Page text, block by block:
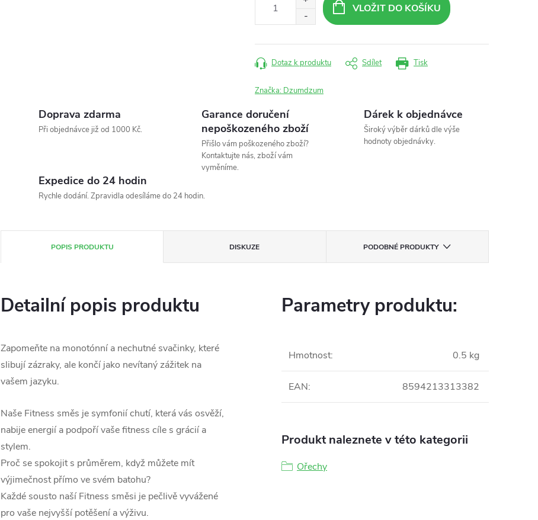
VLOŽIT DO KOŠÍKU
Tisk
Dotaz k produktu Sdílet
Značka: Dzumdzum
Doprava zdarma
Při objednávce již od 1000 Kč.
Garance doručení
nepoškozeného zboží
Přišlo vám poškozeného zboží?
Kontaktujte nás, zboží vám
vyměníme.
Dárek k objednávce
Široký výběr dárků dle výše
hodnoty objednávky.
Expedice do 24 hodin
Rychle dodání. Zpravidla odesíláme do 24 hodin.
POPIS PRODUKTU DISKUZE PODOBNÉ PRODUKTY
Detailní popis produktu
Zapomeňte na monotónní a nechutné svačinky, které
slibují zázraky, ale končí jako nevítaný zážitek na
vašem jazyku.
Naše Fitness směs je symfonií chutí, která vás osvěží,
nabije energií a podpoří vaše fitness cíle s grácií a
stylem.
Proč se spokojit s průměrem, když můžete mít
výjimečnost přímo ve svém batohu?
Každé sousto naší Fitness směsi je pečlivě vyvážené
pro vaše nejvyšší potěšení a výživu.
Parametry produktu:
Hmotnost: 0.5 kg
EAN: 8594213313382
Produkt naleznete v této kategorii
Ořechy